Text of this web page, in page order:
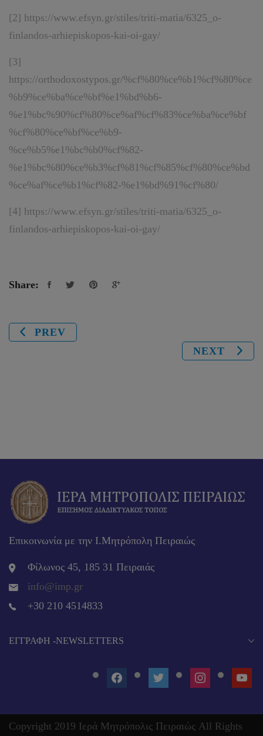
[2] https://www.efsyn.gr/stiles/triti-matia/6325_o-
finlandos-arhiepiskopos-kai-oi-gay/
[3]
https://orthodoxostypos.gr/%cf%80%ce%b1%cf%80%ce
%b9%ce%ba%ce%bf%e1%bd%b6-
%e1%bc%90%cf%80%ce%af%cf%83%ce%ba%ce%bf
%cf%80%ce%bf%ce%b9-
%ce%b5%e1%bc%b0%cf%82-
%e1%bc%80%ce%b3%cf%81%cf%85%cf%80%ce%bd
%ce%af%ce%b1%cf%82-%e1%bd%91%cf%80/
[4] https://www.efsyn.gr/stiles/triti-matia/6325_o-
finlandos-arhiepiskopos-kai-oi-gay/
Share:
PREV
NEXT
Επικοινωνία με την Ι.Μητρόπολη Πειραιώς
Φίλωνος 45, 185 31 Πειραιάς
info@imp.gr
+30 210 4514833
EΓΓΡΑΦΉ -NEWSLETTERS
FACEBOOKTWITTER INSTAGRAM
Copyright 2019 Ιερά Μητρόπολις Πειραιώς All Rights